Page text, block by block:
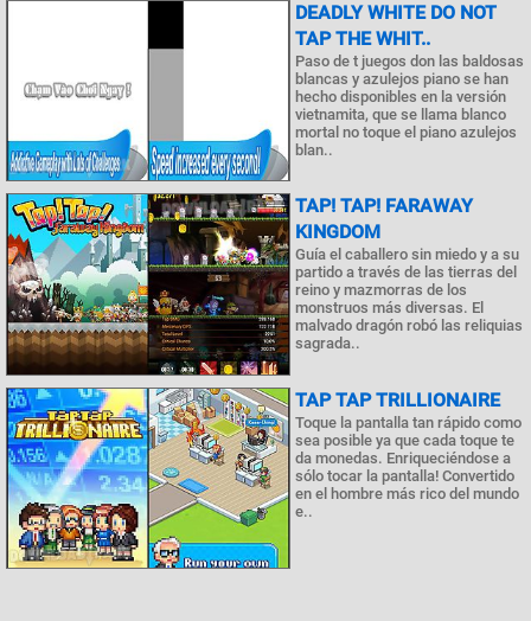
DEADLY WHITE DO NOT
TAP THE WHIT..
Paso de t juegos don las baldosas
blancas y azulejos piano se han
hecho disponibles en la versión
vietnamita, que se llama blanco
mortal no toque el piano azulejos
blan..
TAP! TAP! FARAWAY
KINGDOM
Guía el caballero sin miedo y a su
partido a través de las tierras del
reino y mazmorras de los
monstruos más diversas. El
malvado dragón robó las reliquias
sagrada..
TAP TAP TRILLIONAIRE
Toque la pantalla tan rápido como
sea posible ya que cada toque te
da monedas. Enriqueciéndose a
sólo tocar la pantalla! Convertido
en el hombre más rico del mundo
e..